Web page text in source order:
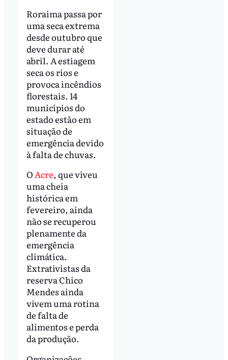
Roraima passa por
uma seca extrema
desde outubro que
deve durar até
abril. A estiagem
seca os rios e
provoca incêndios
florestais. 14
municípios do
estado estão em
situação de
emergência devido
à falta de chuvas.
OAcre, que viveu
uma cheia
histórica em
fevereiro, ainda
não se recuperou
plenamente da
emergência
climática.
Extrativistas da
reserva Chico
Mendes ainda
vivem uma rotina
de falta de
alimentos e perda
da produção.